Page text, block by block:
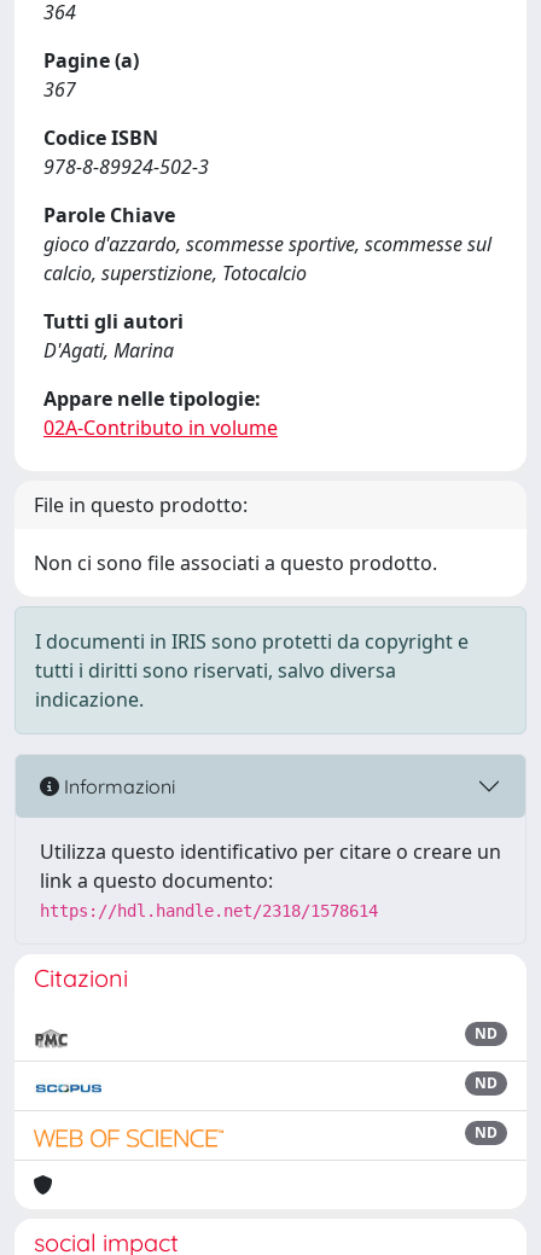
364
Pagine (a)
367
Codice ISBN
978-8-89924-502-3
Parole Chiave
gioco d'azzardo, scommesse sportive, scommesse sul
calcio, superstizione, Totocalcio
Tutti gli autori
D'Agati, Marina
Appare nelle tipologie:
02A-Contributo in volume
File in questo prodotto:
Non ci sono file associati a questo prodotto.
I documenti in IRIS sono protetti da copyright e
tutti i diritti sono riservati, salvo diversa
indicazione.
Informazioni
Utilizza questo identificativo per citare o creare un
link a questo documento:
https://hdl.handle.net/2318/1578614
Citazioni
ND
ND
ND
social impact